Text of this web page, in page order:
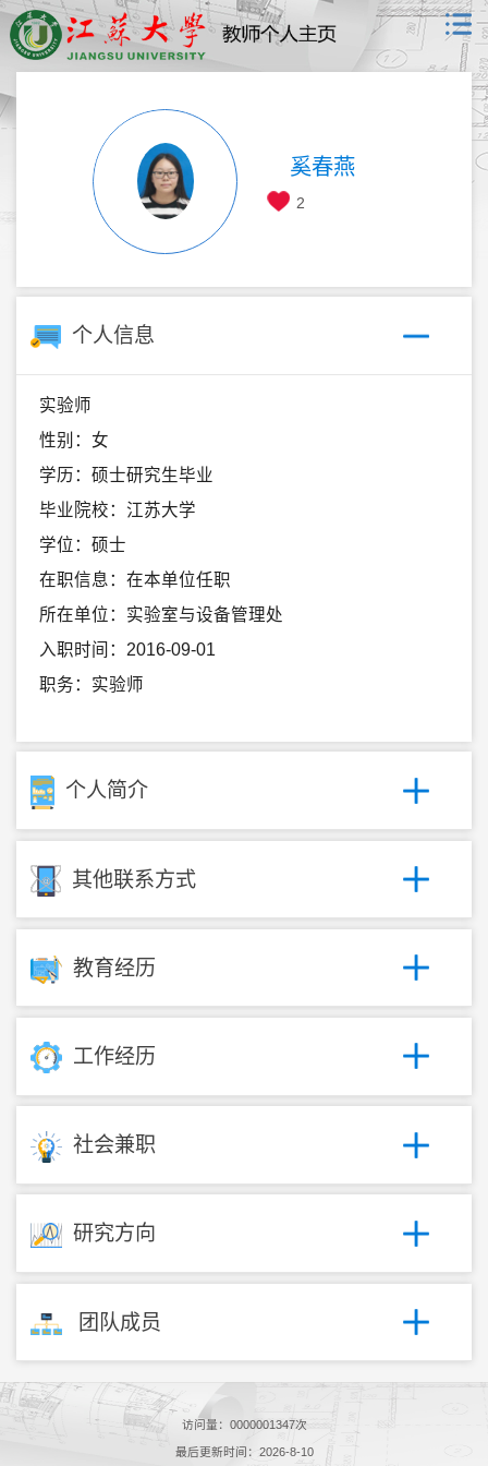
奚春燕
2
个人信息
实验师
性别：女
学历：硕士研究生毕业
毕业院校：江苏大学
学位：硕士
在职信息：在本单位任职
所在单位：实验室与设备管理处
入职时间：2016-09-01
职务：实验师
个人简介
其他联系方式
教育经历
工作经历
社会兼职
研究方向
团队成员
访问量： 0000001347次
最后更新时间： 2026-8-10